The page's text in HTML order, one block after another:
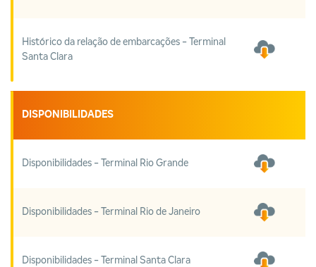
Histórico da relação de embarcações - Terminal
Santa Clara
DISPONIBILIDADES
Disponibilidades - Terminal Rio Grande
Disponibilidades - Terminal Rio de Janeiro
Disponibilidades - Terminal Santa Clara